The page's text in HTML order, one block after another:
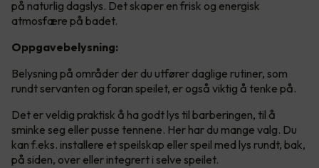
på naturlig dagslys. Det skaper en frisk og energisk
atmosfære på badet.
Oppgavebelysning:
Belysning på områder der du utfører daglige rutiner, som
rundt servanten og foran speilet, er også viktig å tenke på.
Det er veldig praktisk å ha godt lys til barberingen, til å
sminke seg eller pusse tennene. Her har du mange valg. Du
kan f.eks. installere et speilskap eller speil med lys rundt, bak,
på siden, over eller integrert i selve speilet.